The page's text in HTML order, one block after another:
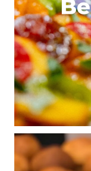
Dis-nous tout*
E-mail*